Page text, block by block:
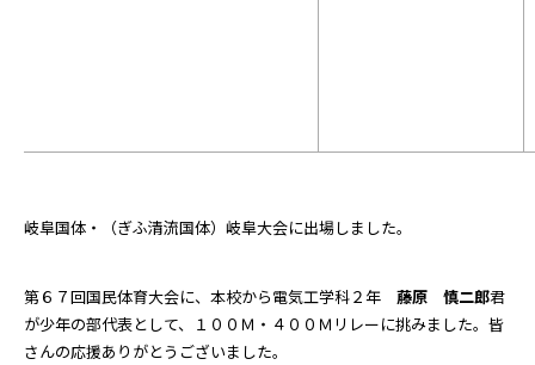
岐阜国体・（ぎふ清流国体）岐阜大会に出場しました。
第６７回国民体育大会に、本校から電気工学科２年 藤原 慎二郎君
が少年の部代表として、１００Ｍ・４００Ｍリレーに挑みました。皆
さんの応援ありがとうございました。